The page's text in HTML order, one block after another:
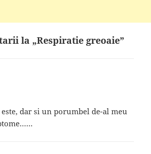
la „Respiratie greoaie”
dar si un porumbel de-al meu